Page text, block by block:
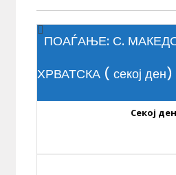
ПОАЃАЊЕ: С.
ХРВАТСКА ( секој ден)
Секој ден